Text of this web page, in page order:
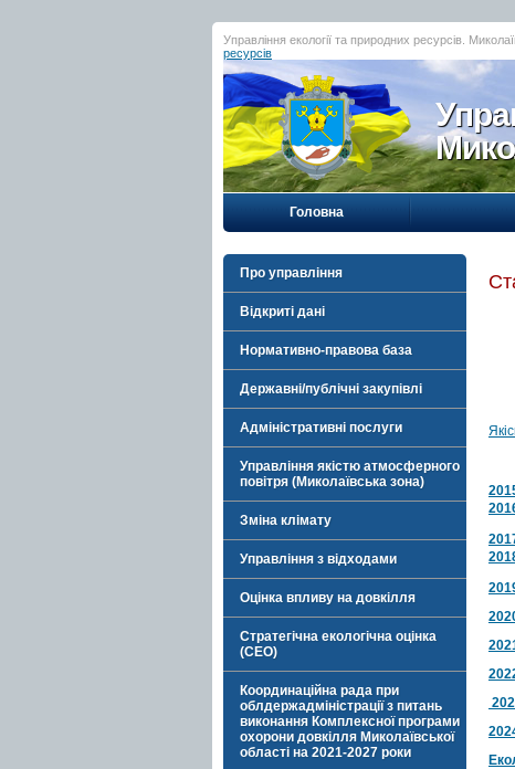
Управління екології та природних ресурсів.
ресурсів
Головна
Про управління
Відкриті дані
Нормативно-правова база
Державні/публічні закупівлі
Адміністративні послуги
Управління якістю атмосферного
повітря (Миколаївська зона)
Зміна клімату
Управління з відходами
Оцінка впливу на довкілля
Стратегічна екологічна оцінка
(СЕО)
Координаційна рада при
облдержадміністрації з питань
виконання Комплексної програми
охорони довкілля Миколаївської
області на 2021-2027 роки